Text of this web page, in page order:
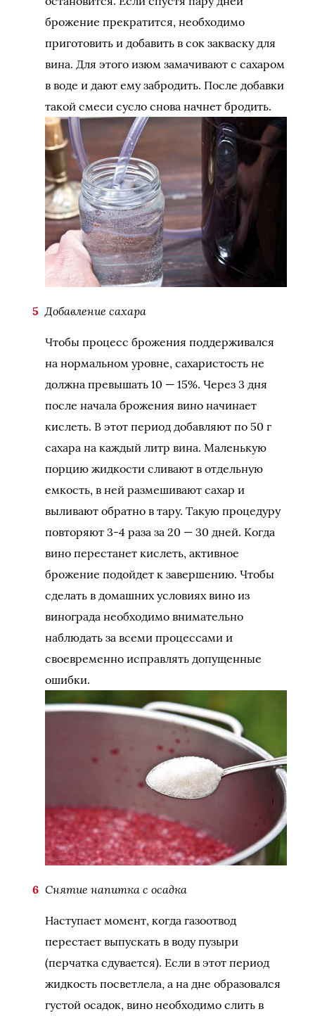
брожение прекратится, необходимо
приготовить и добавить в сок закваску для
вина. Для этого изюм замачивают с сахаром
в воде и дают ему забродить. После добавки
такой смеси сусло снова начнет бродить.
Добавление сахара
Чтобы процесс брожения поддерживался
на нормальном уровне, сахаристость не
должна превышать 10 — 15%. Через 3 дня
после начала брожения вино начинает
кислеть. В этот период добавляют по 50 г
сахара на каждый литр вина. Маленькую
порцию жидкости сливают в отдельную
емкость, в ней размешивают сахар и
выливают обратно в тару. Такую процедуру
повторяют 3-4 раза за 20 — 30 дней. Когда
вино перестанет кислеть, активное
брожение подойдет к завершению. Чтобы
сделать в домашних условиях вино из
винограда необходимо внимательно
наблюдать за всеми процессами и
своевременно исправлять допущенные
ошибки.
Снятие напитка с осадка
Наступает момент, когда газоотвод
перестает выпускать в воду пузыри
(перчатка сдувается). Если в этот период
жидкость посветлела, а на дне образовался
густой осадок, вино необходимо слить в